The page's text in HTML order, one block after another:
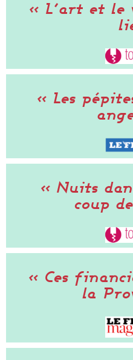
« L’art et le
« Les
« Nuits
coup
« Ces
la